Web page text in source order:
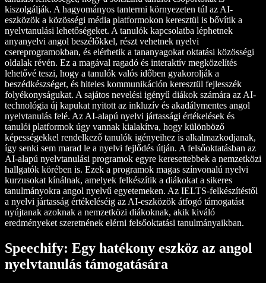
kiszolgálják. A hagyományos tantermi környezeten túl az AI-
eszközök a közösségi média platformokon keresztül is bővítik a
nyelvtanulási lehetőségeket. A tanulók kapcsolatba léphetnek
anyanyelvi angol beszélőkkel, részt vehetnek nyelvi
csereprogramokban, és elérhetik a tananyagokat oktatási közösségi
oldalak révén. Ez a magával ragadó és interaktív megközelítés
lehetővé teszi, hogy a tanulók valós időben gyakorolják a
beszédkészséget, és hiteles kommunikáción keresztül fejlesszék
folyékonyságukat. A sajátos nevelési igényű diákok számára az AI-
technológia új kapukat nyitott az inkluzív és akadálymentes angol
nyelvtanulás felé. Az AI-alapú nyelvi jártassági értékelések és
tanulói platformok úgy vannak kialakítva, hogy különböző
képességekkel rendelkező tanulók igényeihez is alkalmazkodjanak,
így senki sem marad le a nyelvi fejlődés útján. A felsőoktatásban az
AI-alapú nyelvtanulási programok egyre keresettebbek a nemzetközi
hallgatók körében is. Ezek a programok magas színvonalú nyelvi
kurzusokat kínálnak, amelyek felkészítik a diákokat a sikeres
tanulmányokra angol nyelvű egyetemeken. Az IELTS-felkészítéstől
a nyelvi jártasság értékeléséig az AI-eszközök átfogó támogatást
nyújtanak azoknak a nemzetközi diákoknak, akik kiváló
eredményeket szeretnének elérni felsőoktatási tanulmányaikban.
Speechify: Egy hatékony eszköz az angol
nyelvtanulás támogatására